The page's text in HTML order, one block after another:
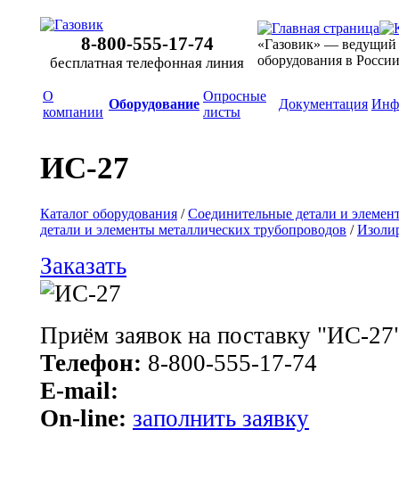
8-800-555-17-74
бесплатная телефонная линия
«Газовик» — ведущий
оборудования в России
О
компании
Оборудование
Опросные
листы
Документация
ИС-27
Каталог оборудования /Соединительные детали и
детали и элементы металлических трубопроводов /
Заказать
Приём заявок на поставку "ИС-
Телефон: 8-800-555-17-74
E-mail:
On-line: заполнить заявку